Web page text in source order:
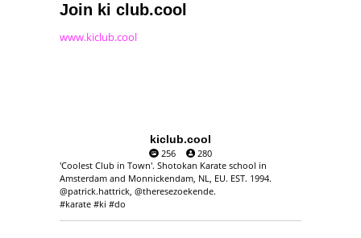
Join ki club.cool
www.kiclub.cool
kiclub.cool
256
280
'Coolest Club in Town'. Shotokan Karate school in
Amsterdam and Monnickendam, NL, EU. EST. 1994.
@patrick.hattrick, @theresezoekende.
#karate #ki #do